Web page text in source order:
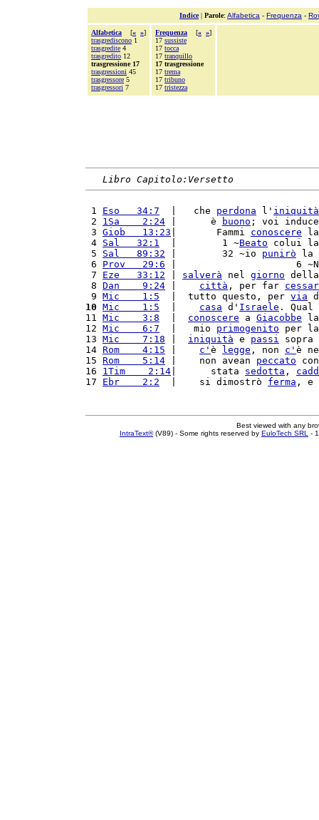
Indice| Parole: Alfabetica - Frequenza -
Alfabetica [« »]
trasgrediscono 1
trasgredite 4
trasgredito 12
trasgressione 17
trasgressioni 45
trasgressore 5
trasgressori 7
Frequenza [« »]
17 sussiste
17 tocca
17 tranquillo
17 trasgressione
17 trema
17 tribuno
17 tristezza
Libro Capitolo:Versetto
1 Eso   34:7
  |   che
perdona l' iniquità
2 1Sa    2:24 |      è buono ; voi
3 Giob   13:23 |       Fammi conoscere
4 Sal   32:1
  |        1 ~
Beato colui
5 Sal   89:32 |        32 ~io punirò la
6 Prov   29:6 |                     6
7 Eze   33:12 salverà nel giorno
8 Dan    9:24 città , per far
9 Mic    1:5
  |  tutto questo, per
via
10 Mic    1:5 casa d' Israele .
11 Mic    3:8 conoscere a Giacobbe
12 Mic    6:7
  |   mio
primogenito per
13 Mic    7:18 iniquità e passi
14 Rom    4:15 c' è legge , non c' è
15 Rom    5:14 |    non avean peccato
16 1Tim    2:14 |      stata sedotta ,
17 Ebr    2:2
  |    si dimostrò
ferma , e
Best viewed with any
IntraText®(V89) - Some rights reserved by EuloTech SRL -